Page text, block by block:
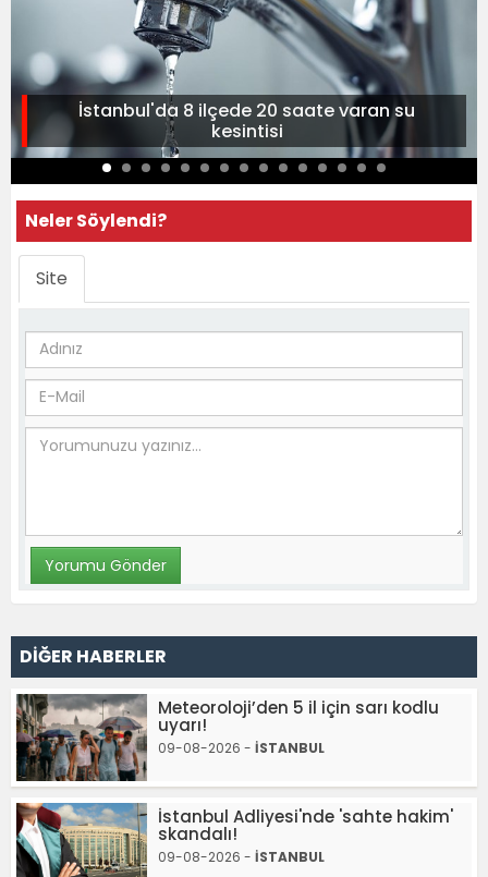
İstanbul'da 8 ilçede 20 saate varan su
kesintisi
Neler Söylendi?
Site
DİĞER HABERLER
Meteoroloji’den 5 il için sarı kodlu
uyarı!
09-08-2026 - İSTANBUL
İstanbul Adliyesi'nde 'sahte hakim'
skandalı!
09-08-2026 - İSTANBUL